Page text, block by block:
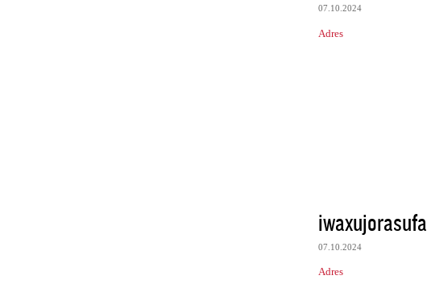
07.10.2024
Adres
iwaxujorasufa
07.10.2024
Adres